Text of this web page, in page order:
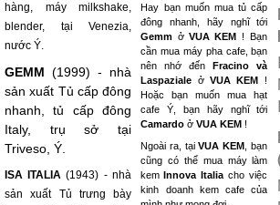
hàng, máy milkshake,
blender, tại Venezia,
nước Ý.
GEMM (1999) - nhà
sản xuất Tủ cấp đông
nhanh, tủ cấp đông
Italy, trụ sở tại
Triveso, Ý.
ISA ITALIA (1943) - nhà
sản xuất Tủ trưng bày
Hay bạn muốn mua tủ cấp
đông nhanh, hãy nghĩ tới
Gemm ởVUA KEM ! Bạn
cần mua máy pha cafe, bạn
nên nhớ đếnFracino và
Laspaziale ởVUA KEM !
Hoặc bạn muốn mua hạt
cafe Ý, bạn hãy nghĩ tới
Camardo ởVUA KEM !
Ngoài ra, tạiVUA KEM , bạn
cũng có thể mua máy làm
kemInnova Italia cho việc
kinh doanh kem cafe của